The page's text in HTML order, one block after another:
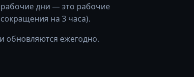
дни — это рабочие
на 3 часа).
обновляются ежегодно.